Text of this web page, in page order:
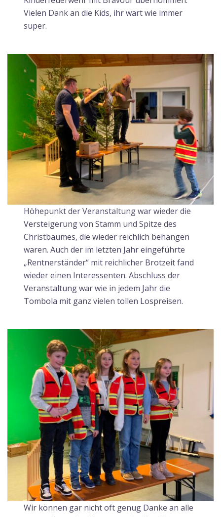
Vielen Dank an die Kids, ihr wart wie immer
super.
Höhepunkt der Veranstaltung war wieder die
Versteigerung von Stamm und Spitze des
Christbaumes, die wieder reichlich behangen
waren. Auch der im letzten Jahr eingeführte
„Rentnerständer“ mit reichlicher Brotzeit fand
wieder einen Interessenten. Abschluss der
Veranstaltung war wie in jedem Jahr die
Tombola mit ganz vielen tollen Lospreisen.
Wir können gar nicht oft genug Danke an alle